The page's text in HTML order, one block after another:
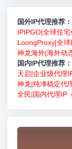
国外IP代理推荐：
IPIPGO|全球住宅
LoongProxy|全球
神龙海外|海外动
国内IP代理推荐：
天启|企业级代理
神龙|纯净稳定代
全民|国内代理IP